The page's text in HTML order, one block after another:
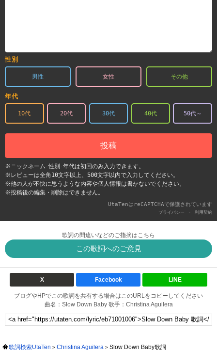
性別
男性 女性 その他
年代
10代 20代 30代 40代 50代～
投稿
※ニックネーム･性別･年代は初回のみ入力できます。
※レビューは全角10文字以上、500文字以内で入力してください。
※他の人が不快に思うような内容や個人情報は書かないでください。
※投稿後の編集・削除はできません。
UtaTenはreCAPTCHAで保護されています
プライバシー - 利用契約
歌詞の間違いなどのご指摘はこちら
この歌詞へのご意見
X Facebook LINE
ブログやHPでこの歌詞を共有する場合はこのURLをコピーしてください
曲名：Slow Down Baby 歌手：Christina Aguilera
歌詞検索UtaTen Christina Aguilera Slow Down Baby歌詞